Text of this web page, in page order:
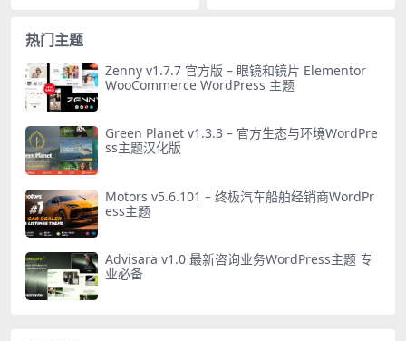
热门主题
Zenny v1.7.7 官方版 – 眼镜和镜片 Elementor
WooCommerce WordPress 主题
Green Planet v1.3.3 – 官方生态与环境WordPre
ss主题汉化版
Motors v5.6.101 – 终极汽车船舶经销商WordPr
ess主题
Advisara v1.0 最新咨询业务WordPress主题 专
业必备